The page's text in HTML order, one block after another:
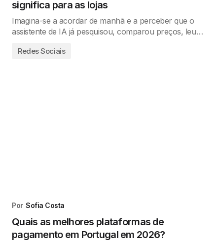
significa para as lojas
Imagina-se a acordar de manhã e a perceber que o
assistente de IA já pesquisou, comparou preços, leu…
Redes Sociais
Por Sofia Costa
Quais as melhores plataformas de
pagamento em Portugal em 2026?